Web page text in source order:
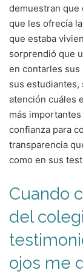
demuestran que
que les ofrecía
que estaba
sorprendió que
en contarles
sus estudiantes,
atención cuáles
más
confianza para
transparencia
como en sus
Cuando
del
ojos me